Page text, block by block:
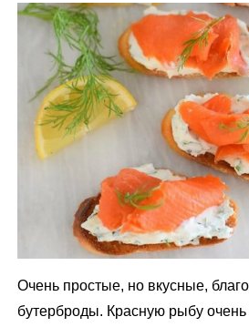
Очень простые, но вкусные,
бутерброды. Красную рыбу